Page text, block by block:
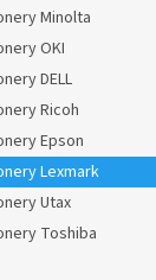
Minolta
OKI
DELL
Ricoh
Epson
Lexmark
Utax
Toshiba